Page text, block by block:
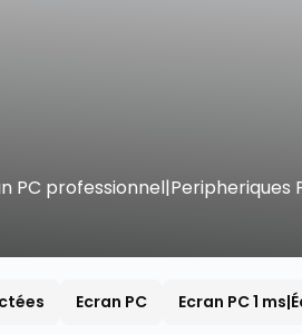
PC professionnel|Peripheriques
Ecran PC Ecran PC 1